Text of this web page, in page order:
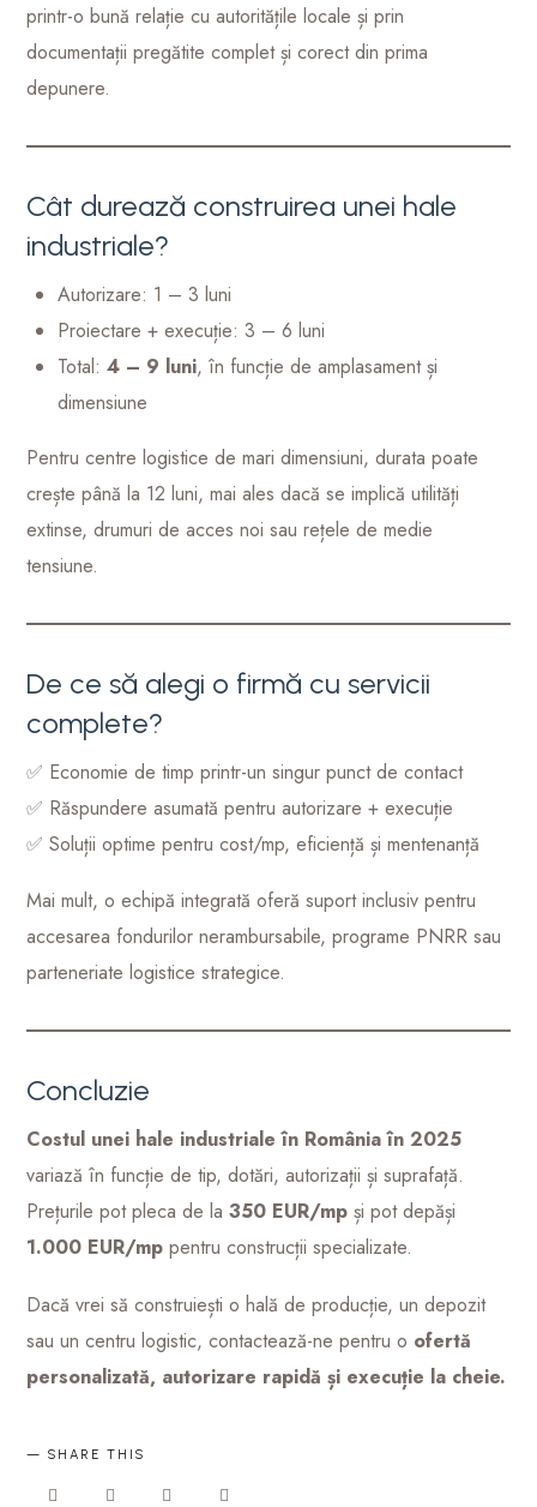
printr-o bună relație cu autoritățile locale și prin
documentații pregătite complet și corect din prima
depunere.
Cât durează construirea unei hale
industriale?
Autorizare: 1 – 3 luni
Proiectare + execuție: 3 – 6 luni
Total: 4 – 9 luni, în funcție de amplasament și
dimensiune
Pentru centre logistice de mari dimensiuni, durata poate
crește până la 12 luni, mai ales dacă se implică utilități
extinse, drumuri de acces noi sau rețele de medie
tensiune.
De ce să alegi o firmă cu servicii
complete?
✅ Economie de timp printr-un singur punct de contact
✅ Răspundere asumată pentru autorizare + execuție
✅ Soluții optime pentru cost/mp, eficiență și mentenanță
Mai mult, o echipă integrată oferă suport inclusiv pentru
accesarea fondurilor nerambursabile, programe PNRR sau
parteneriate logistice strategice.
Concluzie
Costul unei hale industriale în România în 2025
variază în funcție de tip, dotări, autorizații și suprafață.
Prețurile pot pleca de la350 EUR/mp și pot depăși
1.000 EUR/mp pentru construcții specializate.
Dacă vrei să construiești o hală de producție, un depozit
sau un centru logistic, contactează-ne pentru o ofertă
personalizată, autorizare rapidă și execuție la cheie.
SHARE THIS